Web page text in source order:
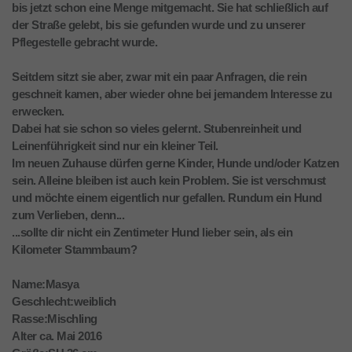
bis jetzt schon eine Menge mitgemacht. Sie hat schließlich auf
der Straße gelebt, bis sie gefunden wurde und zu unserer
Pflegestelle gebracht wurde.
Seitdem sitzt sie aber, zwar mit ein paar Anfragen, die rein
geschneit kamen, aber wieder ohne bei jemandem Interesse zu
erwecken.
Dabei hat sie schon so vieles gelernt. Stubenreinheit und
Leinenführigkeit sind nur ein kleiner Teil.
Im neuen Zuhause dürfen gerne Kinder, Hunde und/oder Katzen
sein. Alleine bleiben ist auch kein Problem. Sie ist verschmust
und möchte einem eigentlich nur gefallen. Rundum ein Hund
zum Verlieben, denn...
...sollte dir nicht ein Zentimeter Hund lieber sein, als ein
Kilometer Stammbaum?
Name:Masya
Geschlecht:weiblich
Rasse:Mischling
Alter ca. Mai 2016